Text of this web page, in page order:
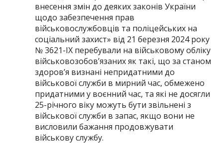
внесення змін до деяких законів України
щодо забезпечення прав
військовослужбовців та поліцейських на
соціальний захист» від 21 березня 2024 року
№ 3621-IX перебували на військовому обліку
військовозобов’язаних як такі, що за станом
здоров’я визнані непридатними до
військової служби в мирний час, обмежено
придатними у воєнний час, та які не досягли
25-річного віку можуть бути звільнені з
військової служби в запас, якщо вони не
висловили бажання продовжувати
військову службу.